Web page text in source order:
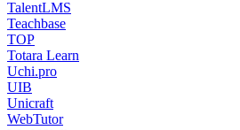
TalentLMS
Teachbase
TOP
Totara Learn
Uchi.pro
UIB
Unicraft
WebTutor